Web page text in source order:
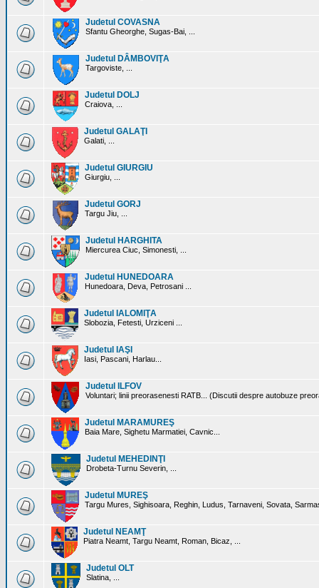
Judetul COVASNA
Sfantu Gheorghe, Sugas-Bai, ...
Judetul DÂMBOVIŢA
Targoviste, ...
Judetul DOLJ
Craiova, ...
Judetul GALAŢI
Galati, ...
Judetul GIURGIU
Giurgiu, ...
Judetul GORJ
Targu Jiu, ...
Judetul HARGHITA
Miercurea Ciuc, Simonesti, ...
Judetul HUNEDOARA
Hunedoara, Deva, Petrosani ...
Judetul IALOMIŢA
Slobozia, Fetesti, Urziceni ...
Judetul IAŞI
Iasi, Pascani, Harlau...
Judetul ILFOV
Voluntari; linii preorasenesti RATB... (Discutii despre autobuze
Judetul MARAMUREŞ
Baia Mare, Sighetu Marmatiei, Cavnic...
Judetul MEHEDINŢI
Drobeta-Turnu Severin, ...
Judetul MUREŞ
Targu Mures, Sighisoara, Reghin, Ludus, Tarnaveni, Sovata,
Judetul NEAMŢ
Piatra Neamt, Targu Neamt, Roman, Bicaz, ...
Judetul OLT
Slatina, ...